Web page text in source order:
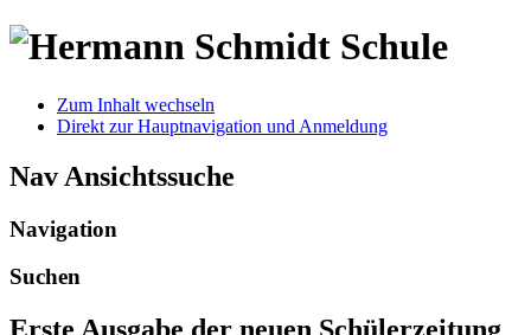
Zum Inhalt wechseln
Direkt zur Hauptnavigation und Anmeldung
Nav Ansichtssuche
Navigation
Suchen